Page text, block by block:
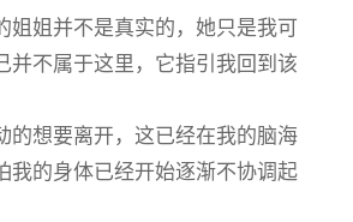
姐姐并不是真实的，她只是我可
并不属于这里，它指引我回到该
的想要离开，这已经在我的脑海
我的身体已经开始逐渐不协调起